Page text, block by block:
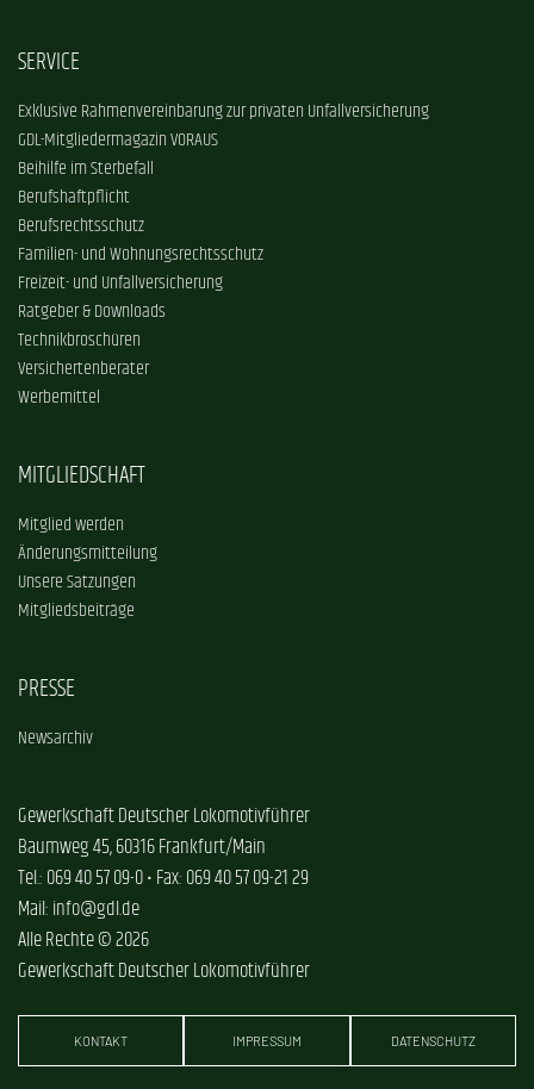
SERVICE
Exklusive Rahmenvereinbarung zur privaten Unfallversicherung
GDL-Mitgliedermagazin VORAUS
Beihilfe im Sterbefall
Berufshaftpflicht
Berufsrechtsschutz
Familien- und Wohnungsrechtsschutz
Freizeit- und Unfallversicherung
Ratgeber & Downloads
Technikbroschüren
Versichertenberater
Werbemittel
MITGLIEDSCHAFT
Mitglied werden
Änderungsmitteilung
Unsere Satzungen
Mitgliedsbeiträge
PRESSE
Newsarchiv
Gewerkschaft Deutscher Lokomotivführer
Baumweg 45, 60316 Frankfurt/Main
Tel.: 069 40 57 09-0 • Fax: 069 40 57 09-21 29
Mail: info@gdl.de
Alle Rechte © 2026
Gewerkschaft Deutscher Lokomotivführer
KONTAKT IMPRESSUM DATENSCHUTZ